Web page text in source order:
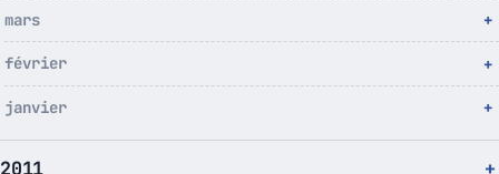
mars
février
janvier
2011